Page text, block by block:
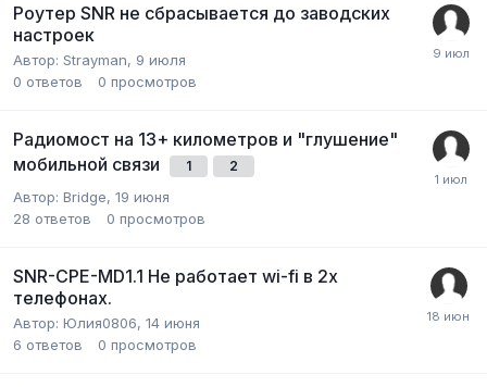
Роутер SNR не сбрасывается до заводских
настроек
Автор: Strayman, 9 июля
0 ответов 0 просмотров
Радиомост на 13+ километров и "глушение"
мобильной связи
1 2
Автор: Bridge, 19 июня
28 ответов 0 просмотров
SNR-CPE-MD1.1 Не работает wi-fi в 2х
телефонах.
Автор: Юлия0806, 14 июня
6 ответов 0 просмотров